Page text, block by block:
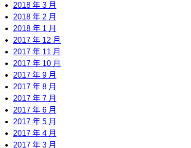
2018 年 3 月
2018 年 2 月
2018 年 1 月
2017 年 12 月
2017 年 11 月
2017 年 10 月
2017 年 9 月
2017 年 8 月
2017 年 7 月
2017 年 6 月
2017 年 5 月
2017 年 4 月
2017 年 3 月